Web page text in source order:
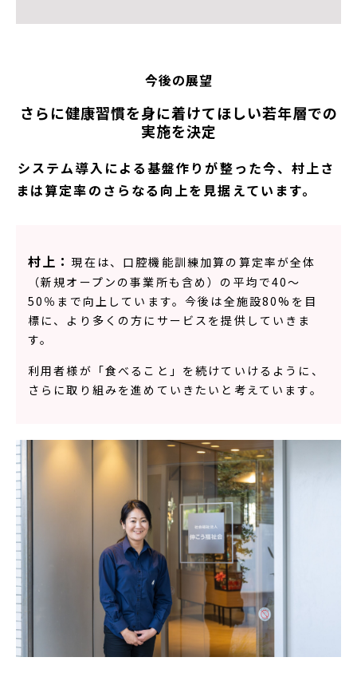
今後の展望
さらに健康習慣を身に着けてほしい若年層での
実施を決定
――システム導入による基盤作りが整った今、村上さ
まは算定率のさらなる向上を見据えています。
村上： 現在は、口腔機能訓練加算の算定率が全体
（新規オープンの事業所も含め）の平均で40〜
50％まで向上しています。今後は全施設80%を目
標に、より多くの方にサービスを提供していきま
す。
利用者様が「食べること」を続けていけるように、
さらに取り組みを進めていきたいと考えています。